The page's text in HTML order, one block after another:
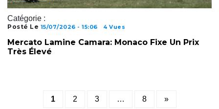
Catégorie :
Posté Le 15/07/2026 - 15:06 4 Vues
Mercato Lamine Camara: Monaco Fixe Un Prix
Très Élevé
Posts
1 2 3 … 8 »